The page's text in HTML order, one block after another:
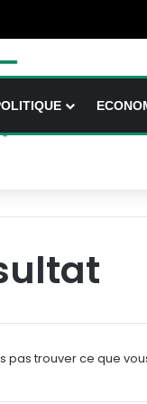
pas trouver ce que